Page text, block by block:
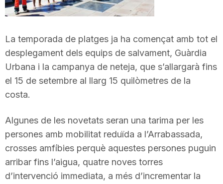
d
T
a
La temporada de platges ja ha començat amb tot el
desplegament dels equips de salvament, Guàrdia
Urbana i la campanya de neteja, que s’allargarà fins
el 15 de setembre al llarg 15 quilòmetres de la
costa.
Algunes de les novetats seran una tarima per les
persones amb mobilitat reduïda a l’Arrabassada,
crosses amfíbies perquè aquestes persones puguin
arribar fins l’aigua, quatre noves torres
d’intervenció immediata, a més d’incrementar la